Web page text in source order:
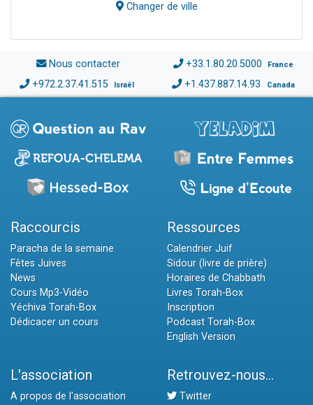
Changer de ville
Nous contacter +33.1.80.20.5000 France
+972.2.37.41.515 Israël +1.437.887.14.93 Canada
Raccourcis
Paracha de la semaine
Fêtes Juives
News
Cours Mp3-Vidéo
Yéchiva Torah-Box
Dédicacer un cours
Ressources
Calendrier Juif
Sidour (livre de prière)
Horaires de Chabbath
Livres Torah-Box
Inscription
Podcast Torah-Box
English Version
L'association
A propos de l'association
Retrouvez-nous...
Twitter